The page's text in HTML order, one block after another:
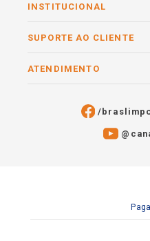
INSTITUCIONAL
SUPORTE AO CLIENTE
ATENDIMENTO
/